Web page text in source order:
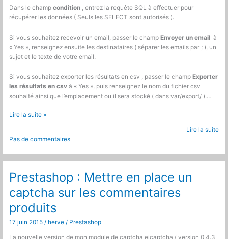
Dans le champcondition , entrez la requête SQL à effectuer pour
récupérer les données ( Seuls les SELECT sont autorisés ).
Si vous souhaitez recevoir un email, passer le champEnvoyer un email à
« Yes », renseignez ensuite les destinataires ( séparer les emails par ; ), un
sujet et le texte de votre email.
Si vous souhaitez exporter les résultats en csv , passer le champ Exporter
les résultats en csv à « Yes », puis renseignez le nom du fichier csv
souhaité ainsi que l’emplacement ou il sera stocké ( dans var/export/ ).…
Magento
Alertes
Lire la suite »
Lire la suite
Pas de commentaires
Prestashop : Mettre en place un
captcha sur les commentaires
produits
17 juin 2015/ herve/ Prestashop
La nouvelle version de mon module de captcha eicaptcha ( version 0.4.3